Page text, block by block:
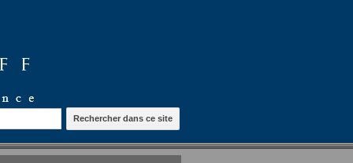
Rechercher dans ce site